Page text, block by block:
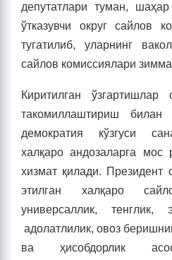
депутатлари туман,
ўтказувчи округ сайлов
тугатилиб, уларнинг
сайлов комиссиялари
Киритилган ўзгартишлар
такомиллаштириш билан
демократия кўзгуси
халқаро андозаларга мос
хизмат қилади.
этилган халқаро
универсаллик, тенглик,
адолатлилик, овоз
ва ҳисобдорлик